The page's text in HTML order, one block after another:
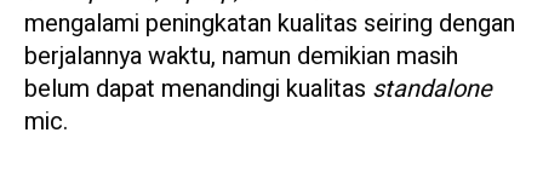
mengalami peningkatan kualitas seiring dengan
berjalannya waktu, namun demikian masih
belum dapat menandingi kualitas standalone
mic.